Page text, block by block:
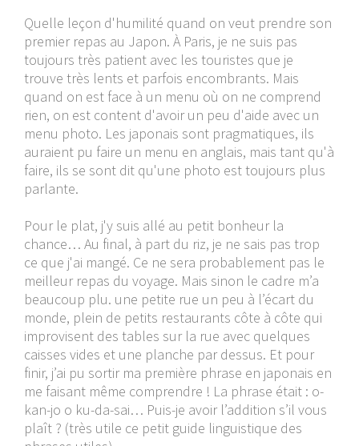
Quelle leçon d'humilité quand on veut prendre son
premier repas au Japon. À Paris, je ne suis pas
toujours très patient avec les touristes que je
trouve très lents et parfois encombrants. Mais
quand on est face à un menu où on ne comprend
rien, on est content d'avoir un peu d'aide avec un
menu photo. Les japonais sont pragmatiques, ils
auraient pu faire un menu en anglais, mais tant qu'à
faire, ils se sont dit qu'une photo est toujours plus
parlante.
Pour le plat, j'y suis allé au petit bonheur la
chance… Au final, à part du riz, je ne sais pas trop
ce que j'ai mangé. Ce ne sera probablement pas le
meilleur repas du voyage. Mais sinon le cadre m’a
beaucoup plu. une petite rue un peu à l’écart du
monde, plein de petits restaurants côte à côte qui
improvisent des tables sur la rue avec quelques
caisses vides et une planche par dessus. Et pour
finir, j’ai pu sortir ma première phrase en japonais en
me faisant même comprendre ! La phrase était : o-
kan-jo o ku-da-sai… Puis-je avoir l’addition s’il vous
plaît ? (très utile ce petit guide linguistique des